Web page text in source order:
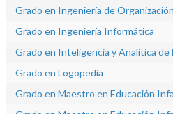
Grado en Ingeniería de
Grado en Ingeniería Informática
Grado en Inteligencia y Analítica de
Grado en Logopedia
Grado en Maestro en Educación